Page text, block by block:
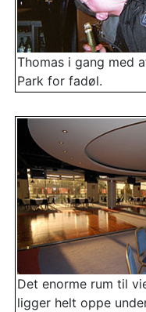
Thomas i gang med
Park for fadøl.
Det enorme rum til
ligger helt oppe